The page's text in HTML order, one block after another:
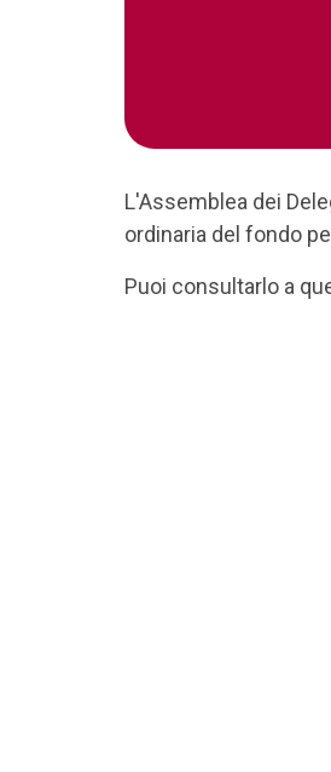
L'Assemblea dei
ordinaria del fondo
Puoi consultarlo a